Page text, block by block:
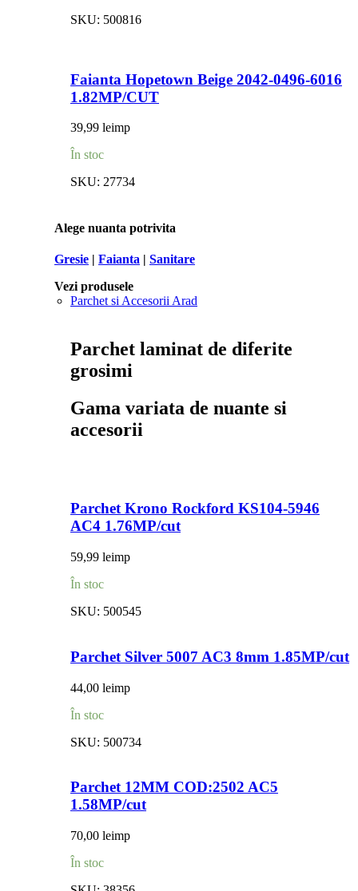
SKU: 500816
Faianta Hopetown Beige 2042-0496-6016
1.82MP/CUT
39,99 leimp
În stoc
SKU: 27734
Alege nuanta potrivita
Gresie | Faianta | Sanitare
Vezi produsele
Parchet si Accesorii Arad
Parchet laminat de diferite
grosimi
Gama variata de nuante si
accesorii
Parchet Krono Rockford KS104-5946
AC4 1.76MP/cut
59,99 leimp
În stoc
SKU: 500545
Parchet Silver 5007 AC3 8mm 1.85MP/cut
44,00 leimp
În stoc
SKU: 500734
Parchet 12MM COD:2502 AC5
1.58MP/cut
70,00 leimp
În stoc